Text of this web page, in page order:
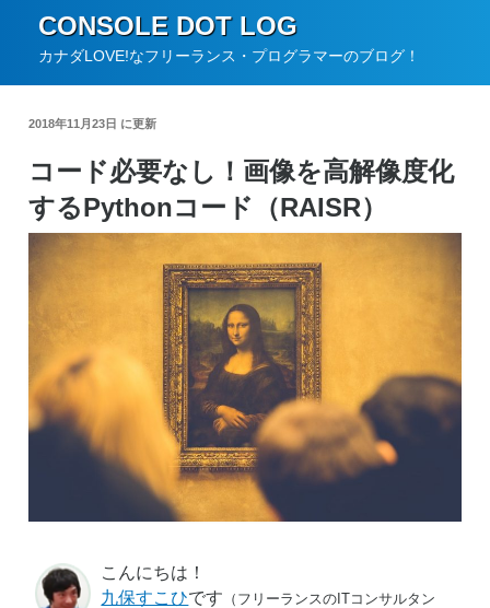
CONSOLE DOT LOG
カナダLOVE!なフリーランス・プログラマーのブログ！
2018年11月23日 に更新
コード必要なし！画像を高解像度化
するPythonコード（RAISR）
こんにちは！
九保すこひです （フリーランスのITコンサルタン